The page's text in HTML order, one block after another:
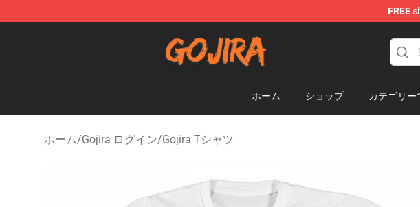
FREE
ホーム ショップ カテゴリー
ホーム/Gojira ログイン/Gojira Tシャツ